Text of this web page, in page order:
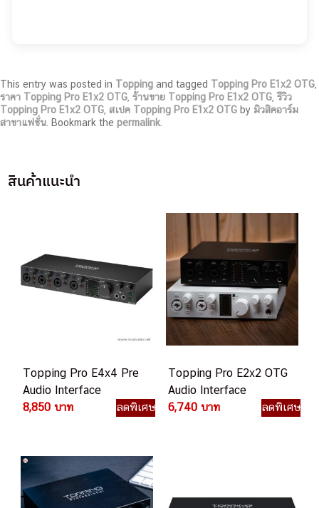
This entry was posted in Topping and tagged Topping Pro E1x2 OTG,
ราคา Topping Pro E1x2 OTG, ร้านขาย Topping Pro E1x2 OTG,รีวิว
Topping Pro E1x2 OTG, สเปค Topping Pro E1x2 OTG by มิวสิคอาร์ม
สาขาแฟชั่น. Bookmark the permalink.
สินค้าแนะนำ
Topping Pro E4x4 Pre
Audio Interface
8,850 บาท
ลดพิเศษ
Topping Pro E2x2 OTG
Audio Interface
6,740 บาท
ลดพิเศษ